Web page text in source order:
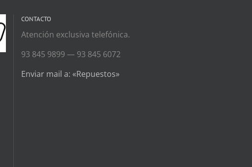
CONTACTO
Atención exclusiva telefónica.
93 845 9899 — 93 845 6072
Enviar mail a: «Repuestos»